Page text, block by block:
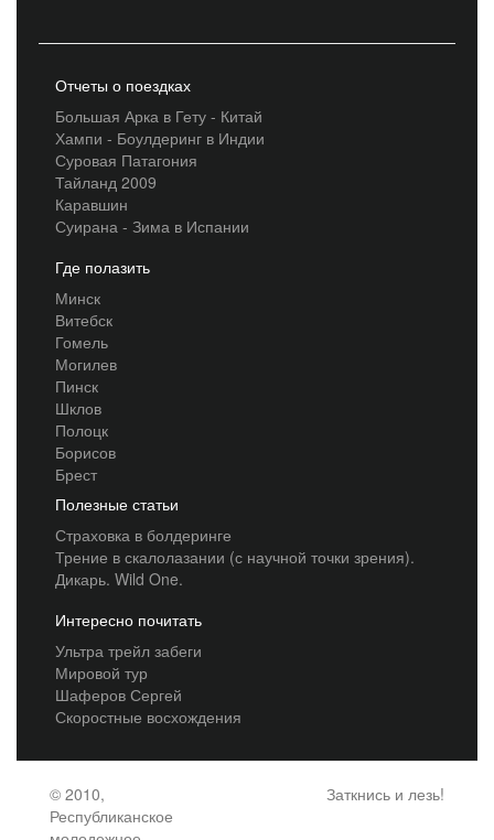
Отчеты о поездках
Большая Арка в Гету - Китай
Хампи - Боулдеринг в Индии
Суровая Патагония
Тайланд 2009
Каравшин
Суирана - Зима в Испании
Где полазить
Минск
Витебск
Гомель
Могилев
Пинск
Шклов
Полоцк
Борисов
Брест
Полезные статьи
Страховка в болдеринге
Трение в скалолазании (с научной точки зрения).
Дикарь. Wild One.
Интересно почитать
Ультра трейл забеги
Мировой тур
Шаферов Сергей
Скоростные восхождения
© 2010,
Республиканское
Заткнись и лезь!